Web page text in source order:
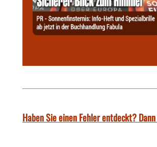
Haben Sie einen Fehler entdeckt?